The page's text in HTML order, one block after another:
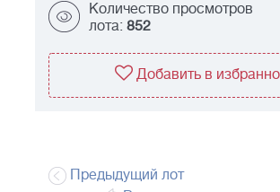
Количество просмотров
лота: 852
Добавить в
Предыдущий лот